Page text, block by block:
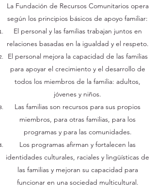
La Fundación de Recursos Comunitarios opera
según los principios básicos de apoyo familiar:
El personal y las familias trabajan juntos en
relaciones basadas en la igualdad y el respeto.
El personal mejora la capacidad de las familias
para apoyar el crecimiento y el desarrollo de
todos los miembros de la familia: adultos,
jóvenes y niños.
Las familias son recursos para sus propios
miembros, para otras familias, para los
programas y para las comunidades.
Los programas afirman y fortalecen las
identidades culturales, raciales y lingüísticas de
las familias y mejoran su capacidad para
funcionar en una sociedad multicultural.